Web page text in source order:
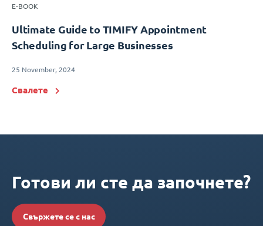
E-BOOK
Ultimate Guide to TIMIFY Appointment
Scheduling for Large Businesses
25 November, 2024
Свалете
Готови ли сте да започнете?
Свържете се с нас